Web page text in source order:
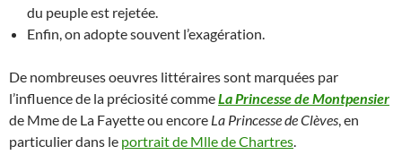
du peuple est rejetée.
Enfin, on adopte souvent l’exagération.
De nombreuses oeuvres littéraires sont marquées par
l’influence de la préciosité commeLa Princesse de Montpensier
de Mme de La Fayette ou encore La Princesse de Clèves, en
particulier dans le portrait de Mlle de Chartres.